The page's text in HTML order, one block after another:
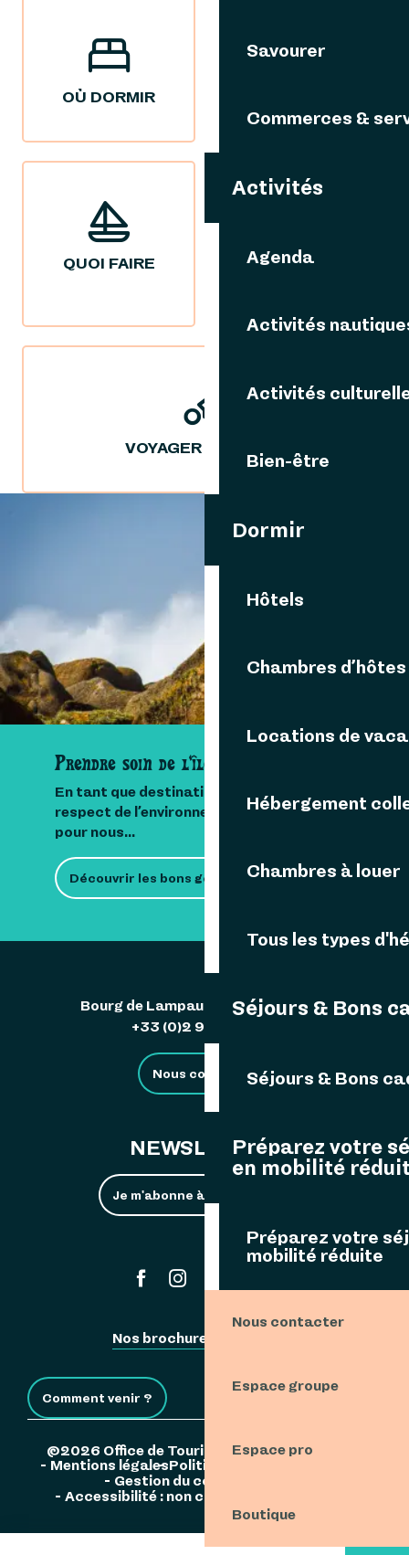
Savourer
Commerces &
Activités
Agenda
Activités
Activités
Bien-être
Dormir
Hôtels
Chambres d’hôtes
Locations de
Hébergement
Chambres à louer
Tous les types
Séjours & Bons
Séjours & Bons
Préparez votre
en mobilité
Préparez votre
mobilité réduite
Nous contacter
Espace groupe
Espace pro
Boutique
OÙ DORMIR
QUOI FAIRE
NOS IDÉES
VOYAGER DURABLE
VOUS AIMEREZ AUSSI
RANDONNÉES
Prendre soin de l'île
En tant que destination insulaire, le
respect de l’environnement est important
pour nous...
Découvrir les bons gestes
Bourg de Lampaul 29242 Ouessant
+33 (0)2 98 48 85 83
Nous contacter
NEWSLETTER
Je m'abonne à la newsletter
Nos brochures
Comment venir ?
©2026 Office de Tourisme de l'Île d'Ouessant
Mentions légalesPolitique de confidentialité
Gestion du consentement
Accessibilité : non conforme